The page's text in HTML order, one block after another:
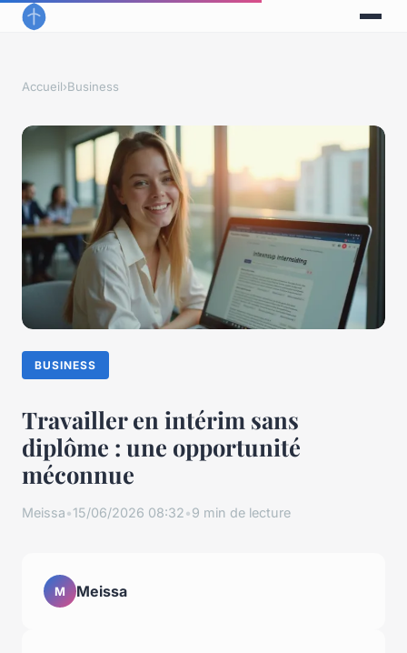
Accueil›Business
BUSINESS
Travailler en intérim sans
diplôme : une opportunité
méconnue
Meissa•15/06/2026 08:32•9 min de lecture
M Meissa